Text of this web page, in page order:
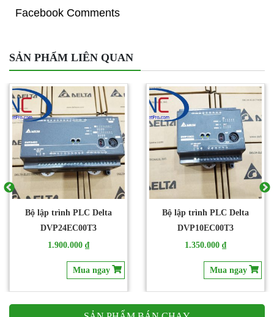
Facebook Comments
SẢN PHẨM LIÊN QUAN
Bộ lập trình PLC Delta
DVP24EC00T3
1.900.000 ₫
Mua ngay
Bộ lập trình PLC Delta
DVP10EC00T3
1.350.000 ₫
Mua ngay